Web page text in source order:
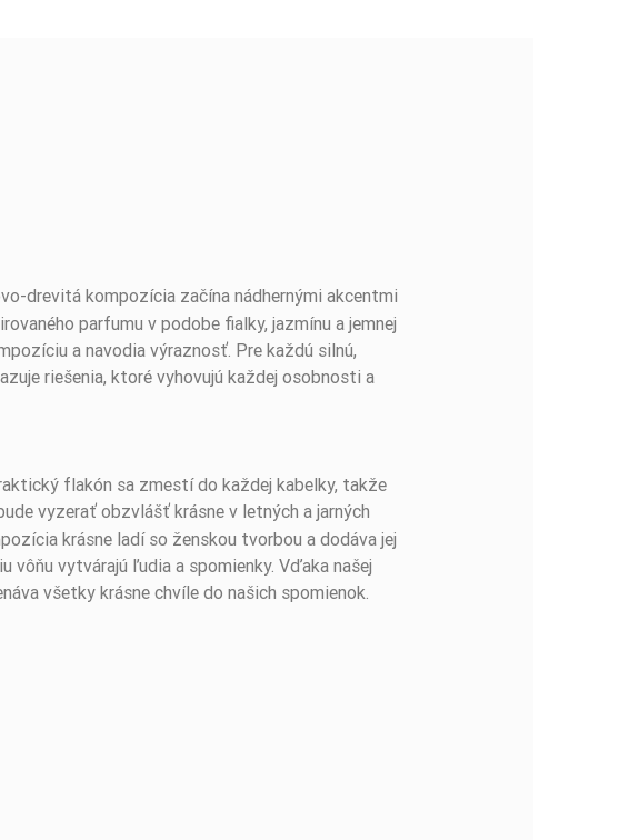
drevitá kompozícia začína nádhernými akcentmi
parfumu v podobe fialky, jazmínu a jemnej
a navodia výraznosť. Pre každú silnú,
riešenia, ktoré vyhovujú každej osobnosti a
flakón sa zmestí do každej kabelky, takže
vyzerať obzvlášť krásne v letných a jarných
krásne ladí so ženskou tvorbou a dodáva jej
vôňu vytvárajú ľudia a spomienky. Vďaka našej
všetky krásne chvíle do našich spomienok.